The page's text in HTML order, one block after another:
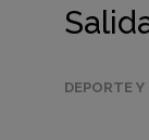
DEPORTE